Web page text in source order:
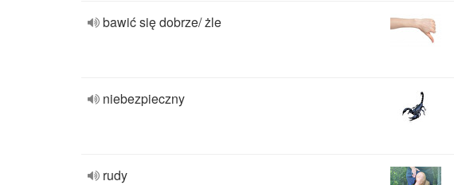
bawić się dobrze/ żle
niebezpieczny
rudy